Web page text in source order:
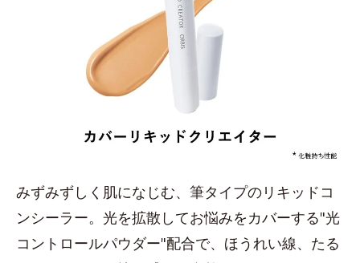
みずみずしく肌になじむ、筆タイプのリキッドコ
ンシーラー。光を拡散してお悩みをカバーする"光
コントロールパウダー"配合で、ほうれい線、たる